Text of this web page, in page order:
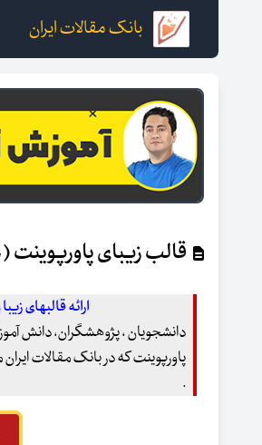
بانک مقالات ایران
قالب زیبای پاورپوینت (172)
ارائه قالبهای
دانشجویان ، پژوهشگران، دانش
پاورپوینت که در بانک مقالات
.